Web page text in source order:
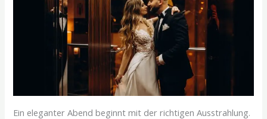
Ein eleganter Abend beginnt mit der richtigen Ausstrahlung.